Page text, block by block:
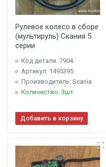
Рулевое колесо в сборе
(мультируль) Скания 5
серии
Код детали: 7904
Артикул: 1495395
Производитель: Scania
Количество: 3шт.
Добавить в корзину